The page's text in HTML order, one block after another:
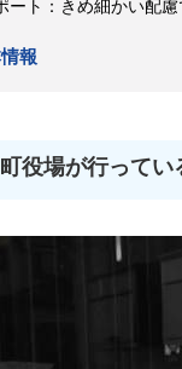
ート：きめ細かい配
報
役場が行って